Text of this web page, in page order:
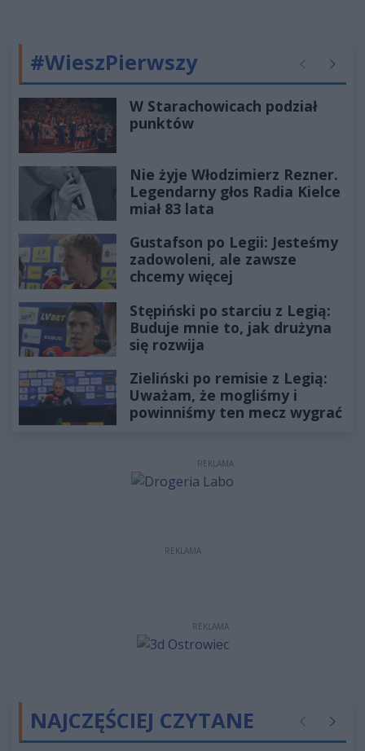
#WieszPierwszy Poprzednie
W Starachowicach podział
punktów
Nie żyje Włodzimierz Rezner.
Legendarny głos Radia Kielce
miał 83 lata
Gustafson po Legii: Jesteśmy
zadowoleni, ale zawsze
chcemy więcej
Stępiński po starciu z Legią:
Buduje mnie to, jak drużyna
się rozwija
Zieliński po remisie z Legią:
Uważam, że mogliśmy i
powinniśmy ten mecz wygrać
REKLAMA
REKLAMA
REKLAMA
NAJCZĘŚCIEJ CZYTANE Poprzednie